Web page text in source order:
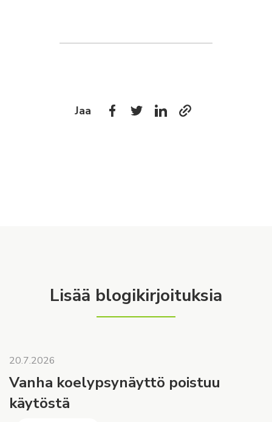
Jaa
Lisää blogikirjoituksia
20.7.2026
Vanha koelypsynäyttö poistuu
käytöstä